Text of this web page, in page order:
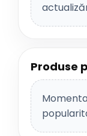
Produse